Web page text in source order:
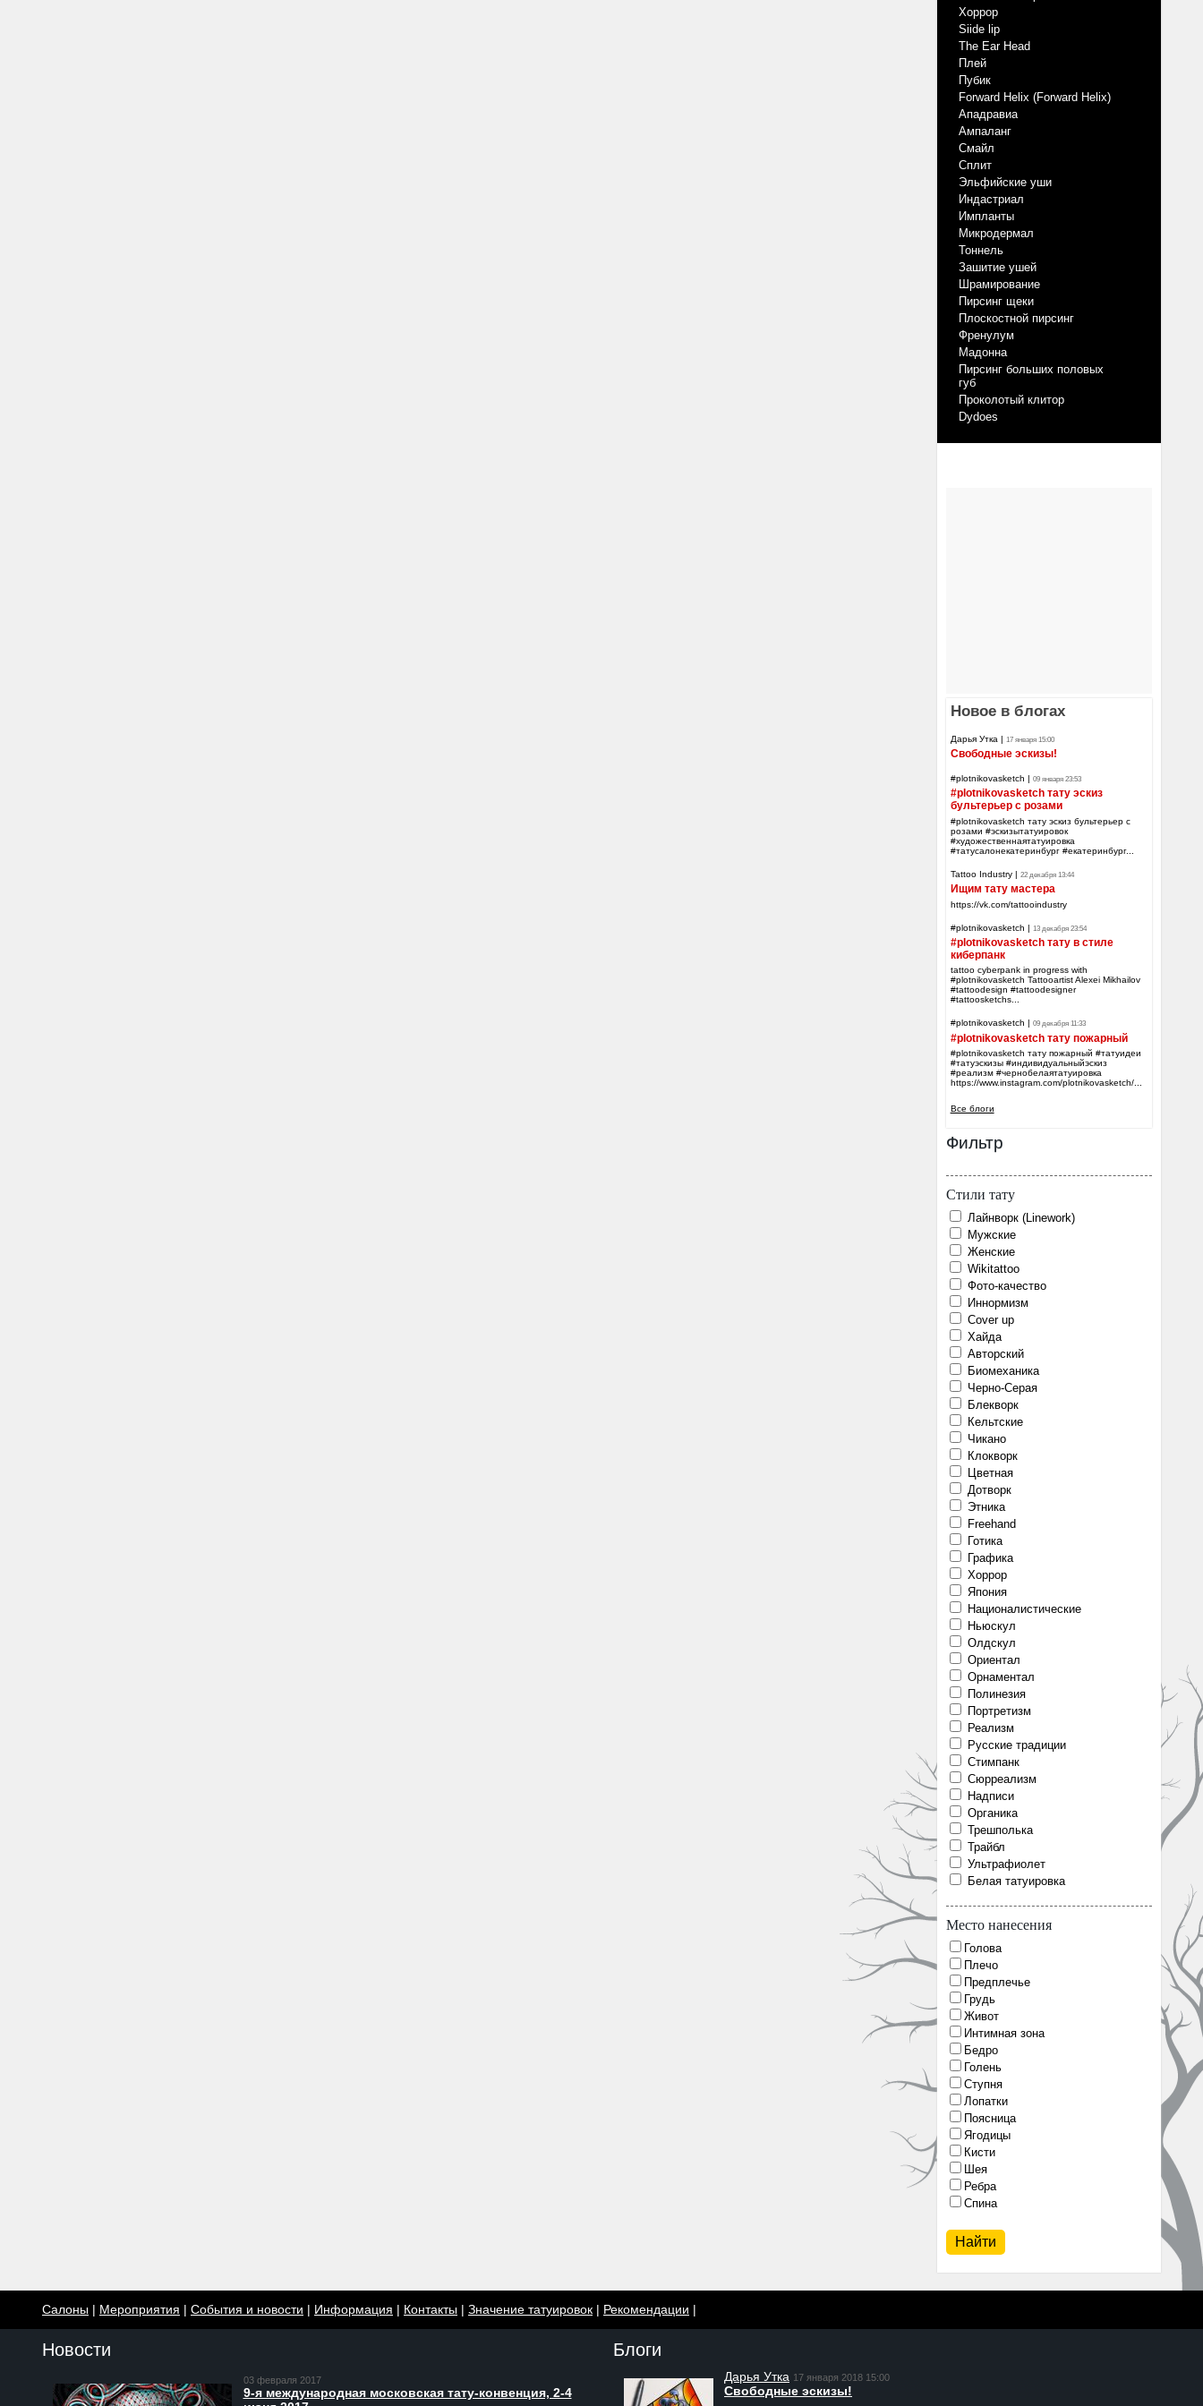
Хоррор
Siide lip
The Ear Head
Плей
Пубик
Forward Helix (Forward Helix)
Ападравиа
Ампаланг
Смайл
Сплит
Эльфийские уши
Индастриал
Импланты
Микродермал
Тоннель
Зашитие ушей
Шрамирование
Пирсинг щеки
Плоскостной пирсинг
Френулум
Мадонна
Пирсинг больших половых
губ
Проколотый клитор
Dydoes
Новое в блогах
Дарья Утка | 17 января 15:00
Свободные эскизы!
#plotnikovasketch | 09 января 23:53
#plotnikovasketch тату эскиз
бультерьер с розами
#plotnikovasketch тату эскиз бультерьер с
розами #эскизытатуировок
#художественнаятатуировка
#татусалонекатеринбург #екатеринбург...
Tattoo Industry| 22 декабря 13:44
Ищим тату мастера
https://vk.com/tattooindustry
#plotnikovasketch | 13 декабря 23:54
#plotnikovasketch тату в стиле
киберпанк
tattoo cyberpank in progress with
#plotnikovasketch Tattooartist Alexei Mikhailov
#tattoodesign #tattoodesigner
#tattoosketchs...
#plotnikovasketch | 09 декабря 11:33
#plotnikovasketch тату пожарный
#plotnikovasketch тату пожарный #татуидеи
#татуэскизы #индивидуальныйэскиз
#реализм #чернобелаятатуировка
https://www.instagram.com/plotnikovasketch/...
Все блоги
Фильтр
Стили тату
Лайнворк (Linework)
Мужские
Женские
Wikitattoo
Фото-качество
Иннормизм
Cover up
Хайда
Авторский
Биомеханика
Черно-Серая
Блекворк
Кельтские
Чикано
Клокворк
Цветная
Дотворк
Этника
Freehand
Готика
Графика
Хоррор
Япония
Националистические
Ньюскул
Олдскул
Ориентал
Орнаментал
Полинезия
Портретизм
Реализм
Русские традиции
Стимпанк
Сюрреализм
Надписи
Органика
Трешполька
Трайбл
Ультрафиолет
Белая татуировка
Место нанесения
Голова
Плечо
Предплечье
Грудь
Живот
Интимная зона
Бедро
Голень
Ступня
Лопатки
Поясница
Ягодицы
Кисти
Шея
Ребра
Спина
Салоны | Мероприятия | События и новости | Информация | Контакты | Значение татуировок | Рекомендации |
Новости
03 февраля 2017
9-я международная московская тату-конвенция, 2-4
Блоги
Дарья Утка 17 января 2018 15:00
Свободные эскизы!